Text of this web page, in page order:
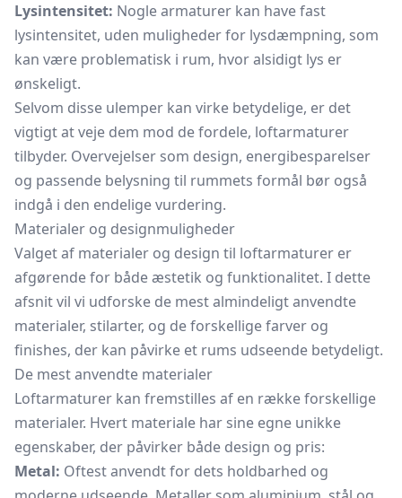
Lysintensitet: Nogle armaturer kan have fast
lysintensitet, uden muligheder for lysdæmpning, som
kan være problematisk i rum, hvor alsidigt lys er
ønskeligt.
Selvom disse ulemper kan virke betydelige, er det
vigtigt at veje dem mod de fordele, loftarmaturer
tilbyder. Overvejelser som design, energibesparelser
og passende belysning til rummets formål bør også
indgå i den endelige vurdering.
Materialer og designmuligheder
Valget af materialer og design til loftarmaturer er
afgørende for både æstetik og funktionalitet. I dette
afsnit vil vi udforske de mest almindeligt anvendte
materialer, stilarter, og de forskellige farver og
finishes, der kan påvirke et rums udseende betydeligt.
De mest anvendte materialer
Loftarmaturer kan fremstilles af en række forskellige
materialer. Hvert materiale har sine egne unikke
egenskaber, der påvirker både design og pris:
Metal: Oftest anvendt for dets holdbarhed og